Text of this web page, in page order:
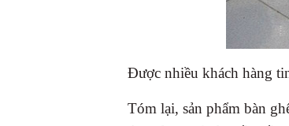
Được nhiều khách hàng
Tóm lại, sản phẩm bàn